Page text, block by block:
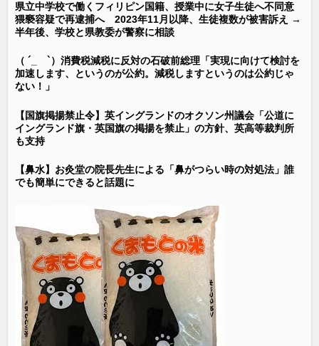
県立中学校で働くフィリピン国籍、授業中に女子生徒へ不同意
猥褻容疑で再逮捕へ 2023年11月以降、生徒複数が被害訴え →
半年後、学校と県教委が警察に相談
（ ´_ゝ`）消費税減税に反対の石破前総理「実現に向けて検討を
加速します、というのが公約。減税しますというのは公約じゃ
ない！」
【国旗掲揚禁止令】英イングランドのオクソン州議会「公道に
イングランド旗・英国旗の掲揚を禁止」の方針、英高等裁判所
も支持
【鼻水】お灸堂の院長先生による「鼻がつらい時の対処法」誰
でも簡単にできると話題に